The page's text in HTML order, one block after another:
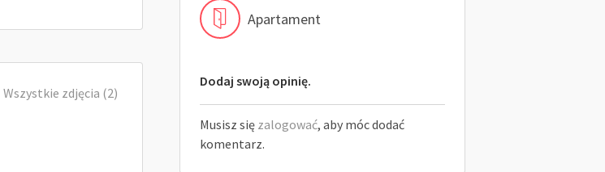
Wszystkie zdjęcia (2)
Apartament
Dodaj swoją opinię.
Musisz się zalogować, aby móc dodać
komentarz.